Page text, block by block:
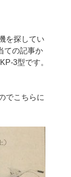
を探してい
ての記事か
3型です。
でこちらに